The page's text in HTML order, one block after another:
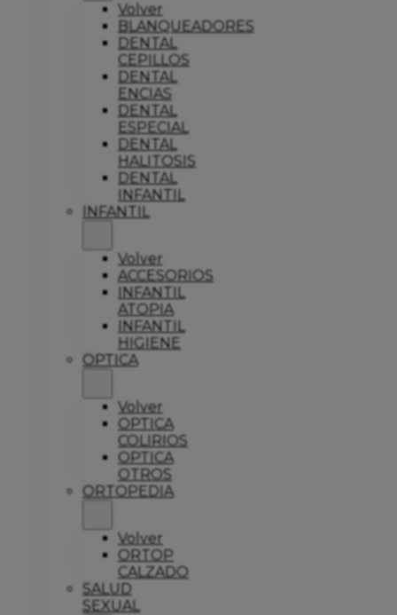
Volver
BLANQUEADORES
DENTAL
CEPILLOS
DENTAL
ENCIAS
DENTAL
ESPECIAL
DENTAL
HALITOSIS
DENTAL
INFANTIL
INFANTIL
Volver
ACCESORIOS
INFANTIL
ATOPIA
INFANTIL
HIGIENE
OPTICA
Volver
OPTICA
COLIRIOS
OPTICA
OTROS
ORTOPEDIA
Volver
ORTOP
CALZADO
SALUD
SEXUAL